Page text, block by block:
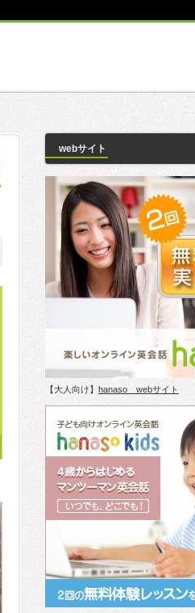
webサイト
【大人向け】 hanaso webサイト